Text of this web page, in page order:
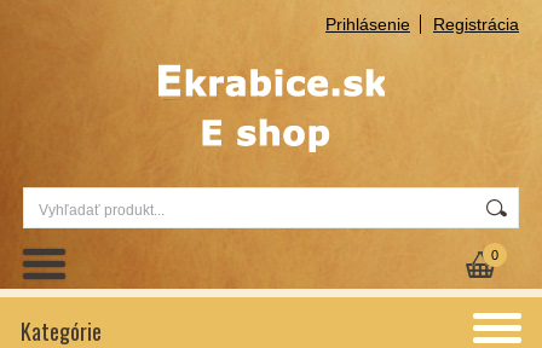
Prihlásenie Registrácia
0
Kategórie